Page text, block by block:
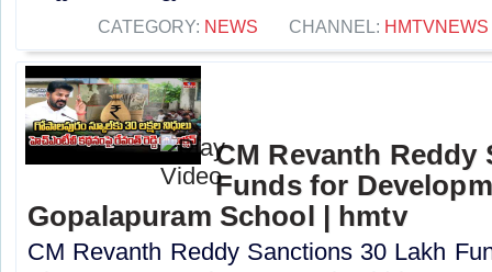
CATEGORY: NEWS CHANNEL: HMTVNEWS
CM Revanth Reddy
Funds for
Gopalapuram School | hmtv
CM Revanth Reddy Sanctions 30 Lakh